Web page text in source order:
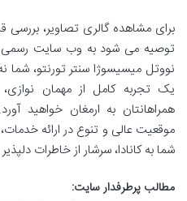
برای مشاهده گالری تصاویر، بررسی
توصیه می شود به وب سایت رسمی
نووتل میسیسوژا سنتر تورنتو، شما
یک تجربه کامل از مهمان
همراهانتان به ارمغان خواهید
موقعیت عالی و تنوع در ارائه
شما به کانادا، سرشار از خاطرات
مطالب پرطرفدار سایت: